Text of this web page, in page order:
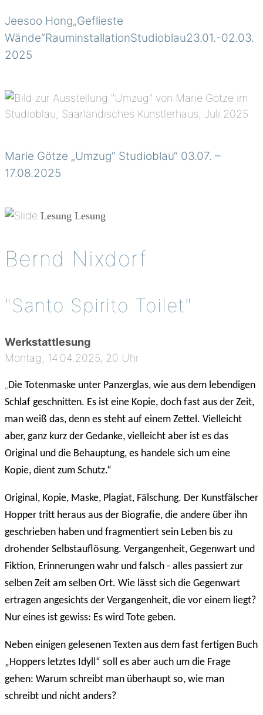
Jeesoo Hong„Geflieste
Wände“RauminstallationStudioblau23.01.-02.03.
2025
Marie Götze „Umzug“ Studioblau“ 03.07. –
17.08.2025
Lesung Lesung
Bernd Nixdorf
"Santo Spirito Toilet"
Werkstattlesung
Montag, 14.04.2025, 20 Uhr
„Die Totenmaske unter Panzerglas, wie aus dem lebendigen
Schlaf geschnitten. Es ist eine Kopie, doch fast aus der Zeit,
man weiß das, denn es steht auf einem Zettel. Vielleicht
aber, ganz kurz der Gedanke, vielleicht aber ist es das
Original und die Behauptung, es handele sich um eine
Kopie, dient zum Schutz.“
Original, Kopie, Maske, Plagiat, Fälschung. Der Kunstfälscher
Hopper tritt heraus aus der Biografie, die andere über ihn
geschrieben haben und fragmentiert sein Leben bis zu
drohender Selbstauflösung. Vergangenheit, Gegenwart und
Fiktion, Erinnerungen wahr und falsch - alles passiert zur
selben Zeit am selben Ort. Wie lässt sich die Gegenwart
ertragen angesichts der Vergangenheit, die vor einem liegt?
Nur eines ist gewiss: Es wird Tote geben.
Neben einigen gelesenen Texten aus dem fast fertigen Buch
„Hoppers letztes Idyll“ soll es aber auch um die Frage
gehen: Warum schreibt man überhaupt so, wie man
schreibt und nicht anders?